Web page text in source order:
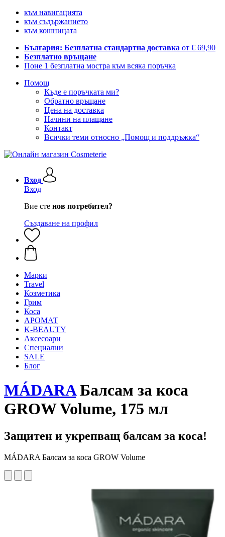
към навигацията
към съдържанието
към кошницата
България: Безплатна стандартна доставка от € 69,90
Безплатно връщане
Поне 1 безплатна мостра към всяка поръчка
Помощ
Къде е поръчката ми?
Обратно връщане
Цена на доставка
Начини на плащане
Контакт
Всички теми относно „Помощ и поддръжка“
Вход
Вход
Вие сте нов потребител?
Създаване на профил
Mарки
Travel
Козметика
Грим
Коса
АРОМАТ
K-BEAUTY
Аксесоари
Специални
SALE
Блог
MÁDARAБалсам за коса
GROW Volume, 175 мл
Защитен и укрепващ балсам за коса!
MÁDARA Балсам за коса GROW Volume